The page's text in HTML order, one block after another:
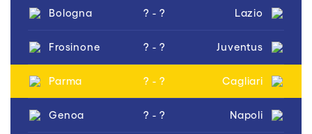
Bologna ? - ? Lazio
Frosinone ? - ? Juventus
Parma ? - ? Cagliari
Genoa ? - ? Napoli